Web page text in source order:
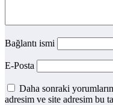
Bağlantı ismi
E-Posta
Daha sonraki
adresim ve site adresim bu